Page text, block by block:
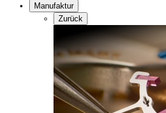
Manufaktur
Zurück